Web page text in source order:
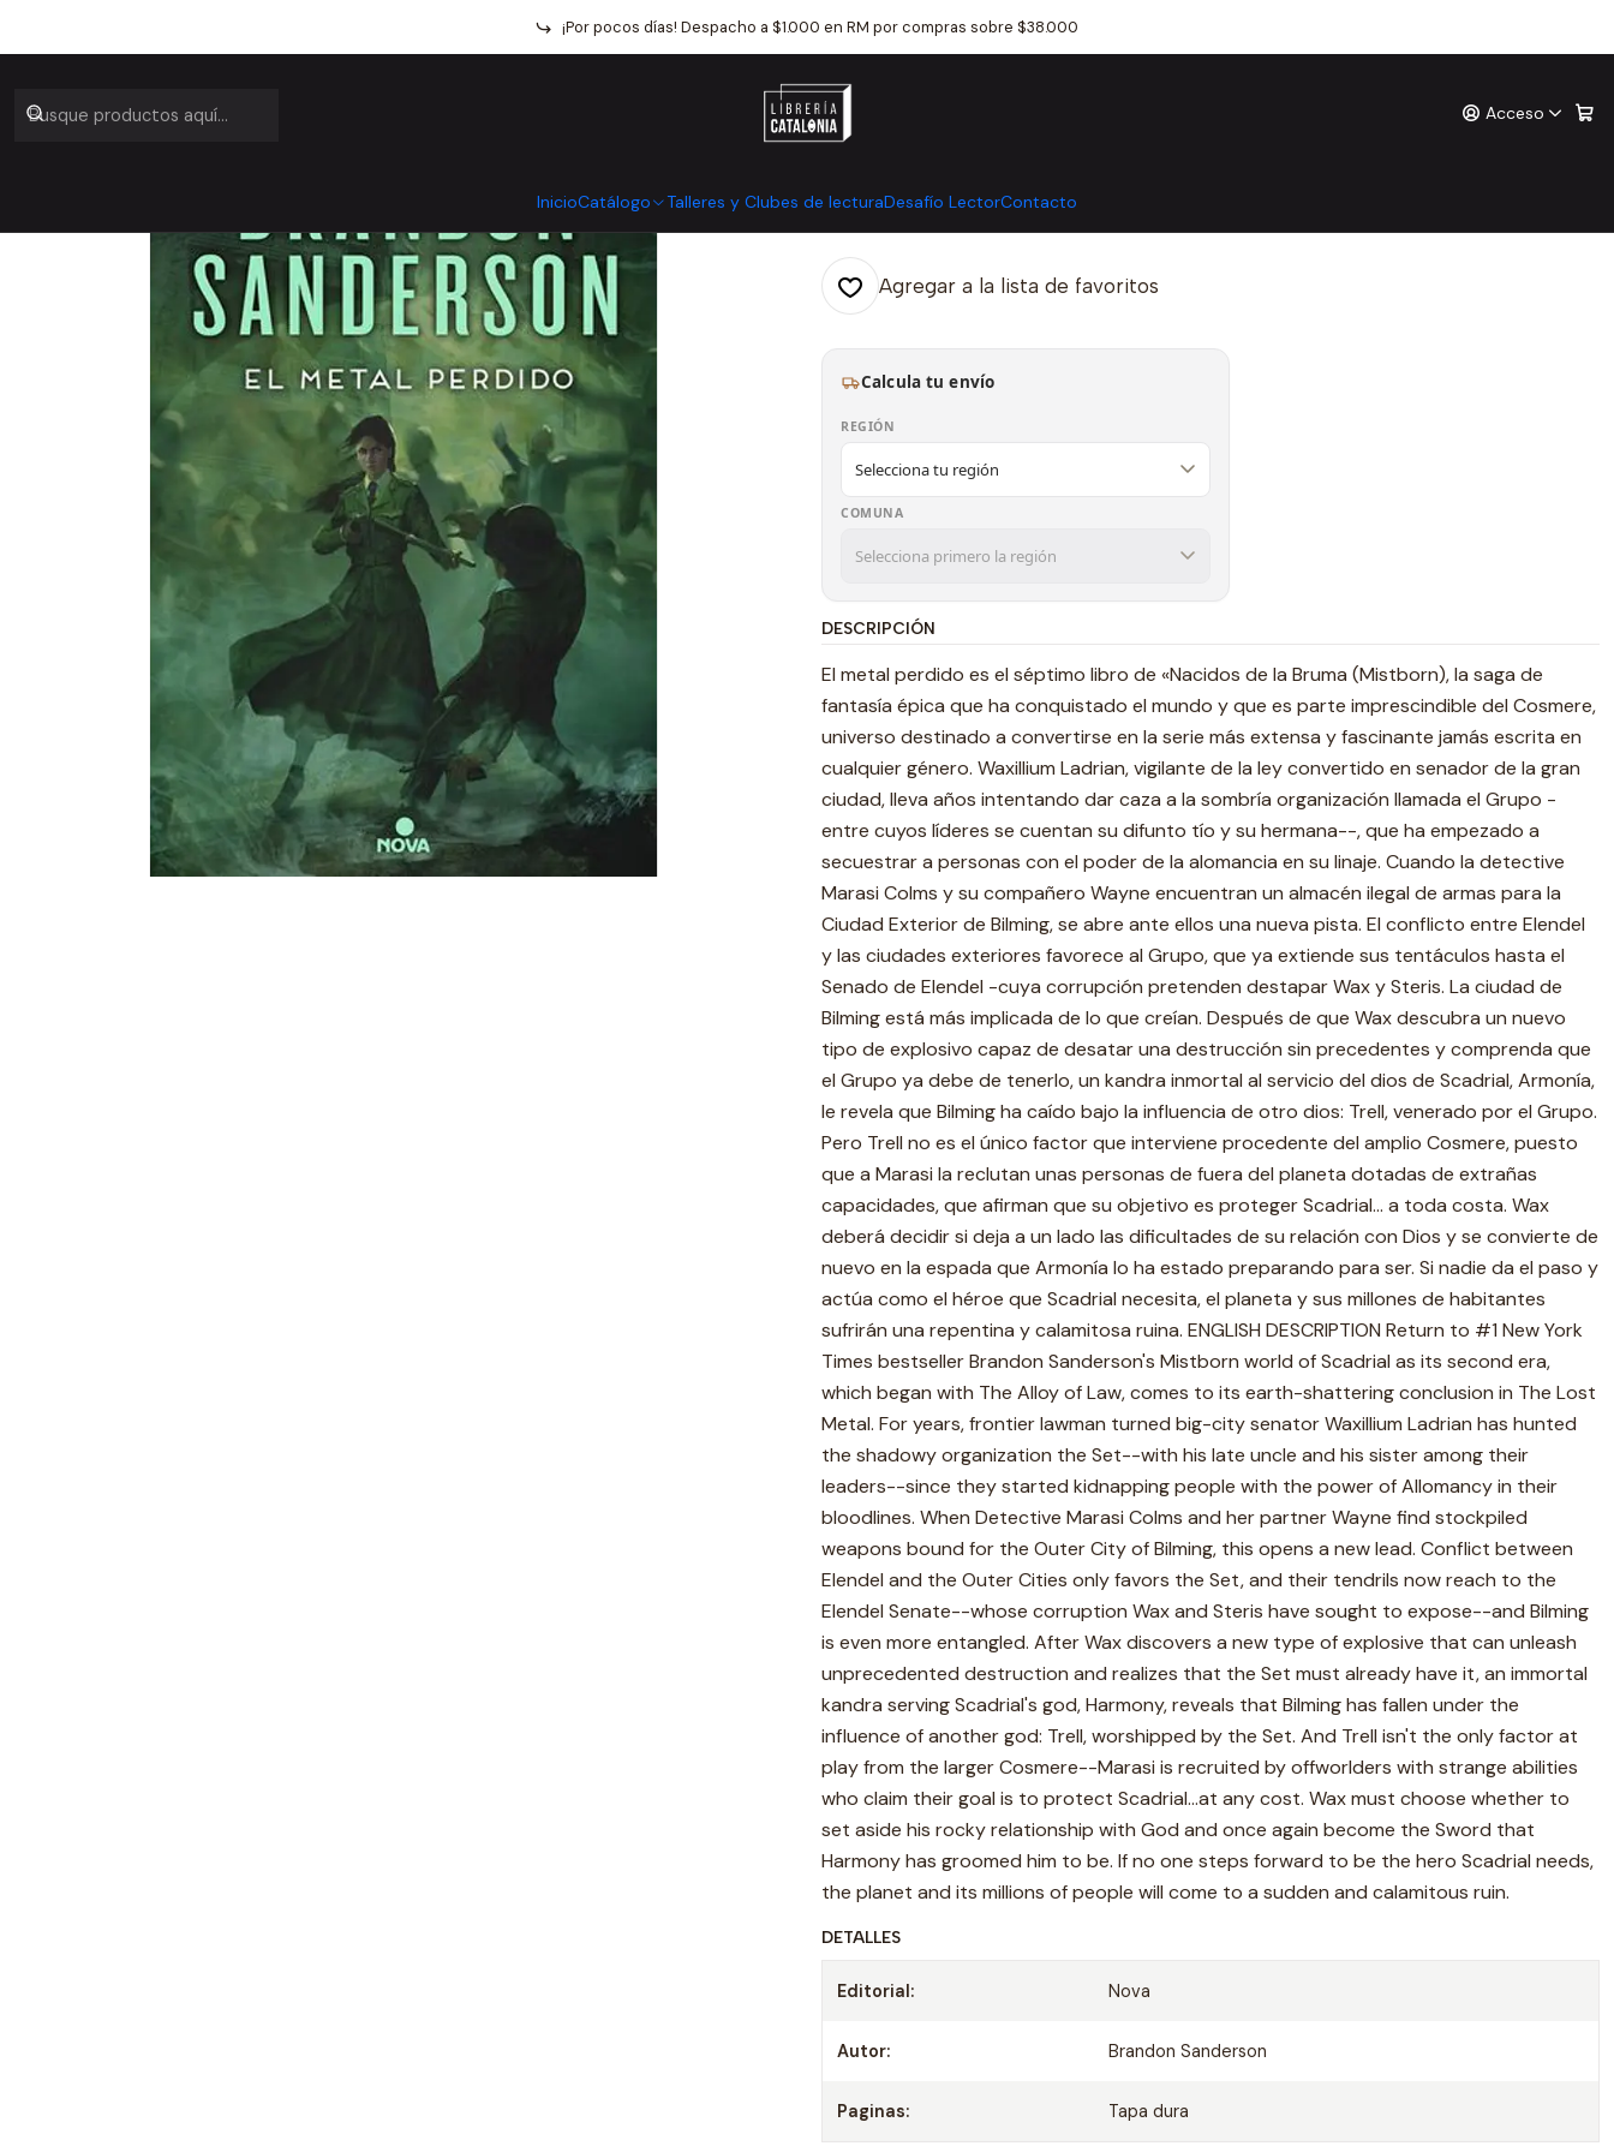
Acceso
InicioCatálogo Talleres y Clubes de lecturaDesafío LectorContacto
¡Por pocos días! Despacho a $1.000 en RM por compras sobre $38.000
Catálogo Narrativa Literatura Fantastica Nacidos De La Bruma 7 El Metal Perdido
|
Nacidos De La Bruma 7 El Metal Perdido
Mostrar stock de ubicaciones
Agregar a la lista de favoritos
Calcula tu envío
REGIÓN
COMUNA
DESCRIPCIÓN
El metal perdido es el séptimo libro de «Nacidos de la Bruma (Mistborn), la saga de
fantasía épica que ha conquistado el mundo y que es parte imprescindible del Cosmere,
universo destinado a convertirse en la serie más extensa y fascinante jamás escrita en
cualquier género. Waxillium Ladrian, vigilante de la ley convertido en senador de la gran
ciudad, lleva años intentando dar caza a la sombría organización llamada el Grupo -
entre cuyos líderes se cuentan su difunto tío y su hermana--, que ha empezado a
secuestrar a personas con el poder de la alomancia en su linaje. Cuando la detective
Marasi Colms y su compañero Wayne encuentran un almacén ilegal de armas para la
Ciudad Exterior de Bilming, se abre ante ellos una nueva pista. El conflicto entre Elendel
y las ciudades exteriores favorece al Grupo, que ya extiende sus tentáculos hasta el
Senado de Elendel -cuya corrupción pretenden destapar Wax y Steris. La ciudad de
Bilming está más implicada de lo que creían. Después de que Wax descubra un nuevo
tipo de explosivo capaz de desatar una destrucción sin precedentes y comprenda que
el Grupo ya debe de tenerlo, un kandra inmortal al servicio del dios de Scadrial, Armonía,
le revela que Bilming ha caído bajo la influencia de otro dios: Trell, venerado por el Grupo.
Pero Trell no es el único factor que interviene procedente del amplio Cosmere, puesto
que a Marasi la reclutan unas personas de fuera del planeta dotadas de extrañas
capacidades, que afirman que su objetivo es proteger Scadrial... a toda costa. Wax
deberá decidir si deja a un lado las dificultades de su relación con Dios y se convierte de
nuevo en la espada que Armonía lo ha estado preparando para ser. Si nadie da el paso y
actúa como el héroe que Scadrial necesita, el planeta y sus millones de habitantes
sufrirán una repentina y calamitosa ruina. ENGLISH DESCRIPTION Return to #1 New York
Times bestseller Brandon Sanderson's Mistborn world of Scadrial as its second era,
which began with The Alloy of Law, comes to its earth-shattering conclusion in The Lost
Metal. For years, frontier lawman turned big-city senator Waxillium Ladrian has hunted
the shadowy organization the Set--with his late uncle and his sister among their
leaders--since they started kidnapping people with the power of Allomancy in their
bloodlines. When Detective Marasi Colms and her partner Wayne find stockpiled
weapons bound for the Outer City of Bilming, this opens a new lead. Conflict between
Elendel and the Outer Cities only favors the Set, and their tendrils now reach to the
Elendel Senate--whose corruption Wax and Steris have sought to expose--and Bilming
is even more entangled. After Wax discovers a new type of explosive that can unleash
unprecedented destruction and realizes that the Set must already have it, an immortal
kandra serving Scadrial's god, Harmony, reveals that Bilming has fallen under the
influence of another god: Trell, worshipped by the Set. And Trell isn't the only factor at
play from the larger Cosmere--Marasi is recruited by offworlders with strange abilities
who claim their goal is to protect Scadrial...at any cost. Wax must choose whether to
set aside his rocky relationship with God and once again become the Sword that
Harmony has groomed him to be. If no one steps forward to be the hero Scadrial needs,
the planet and its millions of people will come to a sudden and calamitous ruin.
DETALLES
Editorial: Nova
Autor: Brandon Sanderson
Paginas: Tapa dura